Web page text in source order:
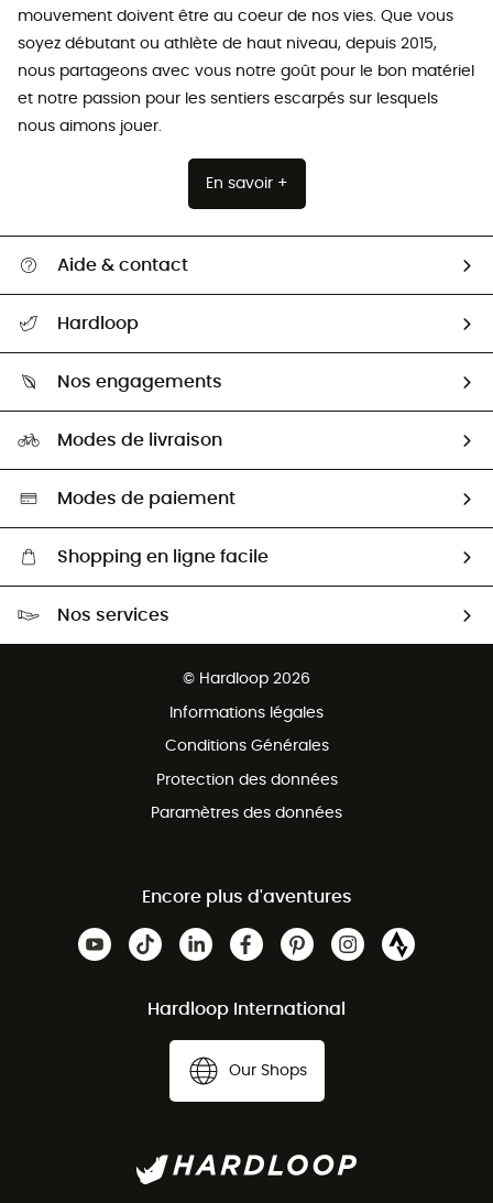
mouvement doivent être au coeur de nos vies. Que vous
soyez débutant ou athlète de haut niveau, depuis 2015,
nous partageons avec vous notre goût pour le bon matériel
et notre passion pour les sentiers escarpés sur lesquels
nous aimons jouer.
En savoir +
Aide & contact
Guide des tailles
Seconde Main
Aide & Contact
Hardloop
HardGuides
Nos engagements
Sélection éco-responsable
Modes de livraison
Modes de paiement
Shopping en ligne facile
Nos services
© Hardloop 2026
Informations légales
Conditions Générales
Protection des données
Paramètres des données
Encore plus d'aventures
Hardloop International
Our Shops